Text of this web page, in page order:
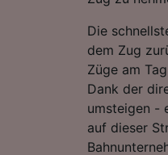
Die
dem Zug
Züge am
Dank der
umsteigen -
auf dieser